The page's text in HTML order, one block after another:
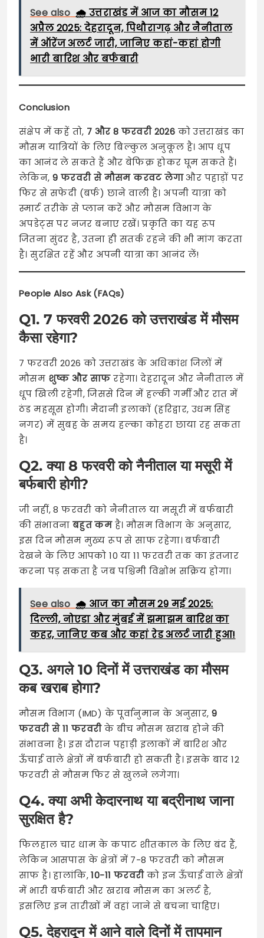
See also 🌧️ उत्तराखंड में आज का मौसम 12
अप्रैल 2025: देहरादून, पिथौरागढ़ और नैनीताल
में ऑरेंज अलर्ट जारी, जानिए कहां-कहां होगी
भारी बारिश और बर्फबारी
Conclusion
संक्षेप में कहें तो, 7 और 8 फरवरी 2026 को उत्तराखंड का
मौसम यात्रियों के लिए बिल्कुल अनुकूल है। आप धूप
का आनंद ले सकते हैं और बेफिक्र होकर घूम सकते हैं।
लेकिन, 9 फरवरी से मौसम करवट लेगाऔर पहाड़ों पर
फिर से सफेदी (बर्फ) छाने वाली है। अपनी यात्रा को
स्मार्ट तरीके से प्लान करें और मौसम विभाग के
अपडेट्स पर नजर बनाए रखें। प्रकृति का यह रूप
जितना सुंदर है, उतना ही सतर्क रहने की भी मांग करता
है। सुरक्षित रहें और अपनी यात्रा का आनंद लें!
People Also Ask (FAQs)
Q1. 7 फरवरी 2026 को उत्तराखंड में मौसम
कैसा रहेगा?
7 फरवरी 2026 को उत्तराखंड के अधिकांश जिलों में
मौसम शुष्क और साफरहेगा। देहरादून और नैनीताल में
धूप खिली रहेगी, जिससे दिन में हल्की गर्मी और रात में
ठंड महसूस होगी। मैदानी इलाकों (हरिद्वार, उधम सिंह
नगर) में सुबह के समय हल्का कोहरा छाया रह सकता
है।
Q2. क्या 8 फरवरी को नैनीताल या मसूरी में
बर्फबारी होगी?
जी नहीं, 8 फरवरी को नैनीताल या मसूरी में बर्फबारी
की संभावना बहुत कमहै। मौसम विभाग के अनुसार,
इस दिन मौसम मुख्य रूप से साफ रहेगा। बर्फबारी
देखने के लिए आपको 10 या 11 फरवरी तक का इंतजार
करना पड़ सकता है जब पश्चिमी विक्षोभ सक्रिय होगा।
See also 🌧️ आज का मौसम 29 मई 2025:
दिल्ली, नोएडा और मुंबई में झमाझम बारिश का
कहर, जानिए कब और कहां रेड अलर्ट जारी हुआ!
Q3. अगले 10 दिनों में उत्तराखंड का मौसम
कब खराब होगा?
मौसम विभाग (IMD) के पूर्वानुमान के अनुसार, 9
फरवरी से 11 फरवरीके बीच मौसम खराब होने की
संभावना है। इस दौरान पहाड़ी इलाकों में बारिश और
ऊँचाई वाले क्षेत्रों में बर्फबारी हो सकती है। इसके बाद 12
फरवरी से मौसम फिर से खुलने लगेगा।
Q4. क्या अभी केदारनाथ या बद्रीनाथ जाना
सुरक्षित है?
फिलहाल चार धाम के कपाट शीतकाल के लिए बंद हैं,
लेकिन आसपास के क्षेत्रों में 7-8 फरवरी को मौसम
साफ है। हालांकि,10-11 फरवरीको इन ऊँचाई वाले क्षेत्रों
में भारी बर्फबारी और खराब मौसम का अलर्ट है,
इसलिए इन तारीखों में वहां जाने से बचना चाहिए।
Q5. देहरादून में आने वाले दिनों में तापमान